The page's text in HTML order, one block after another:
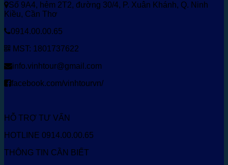
Số 9A4, hẻm 2T2, đường 30/4, P. Xuân Khánh, Q. Ninh
Kiều, Cần Thơ
0914.00.00.65
MST: 1801737622
info.vinhtour@gmail.com
facebook.com/vinhtourvn/
HỖ TRỢ TƯ VẤN
HOTLINE 0914.00.00.65
THÔNG TIN CẦN BIẾT